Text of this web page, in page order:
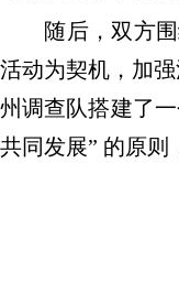
随后，双方
活动为契机，加
州调查队搭建了
共同发展” 的原